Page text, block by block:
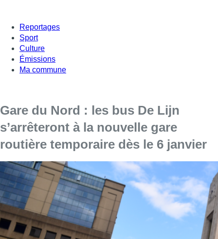
Reportages
Sport
Culture
Émissions
Ma commune
Gare du Nord : les bus De Lijn
s’arrêteront à la nouvelle gare
routière temporaire dès le 6 janvier